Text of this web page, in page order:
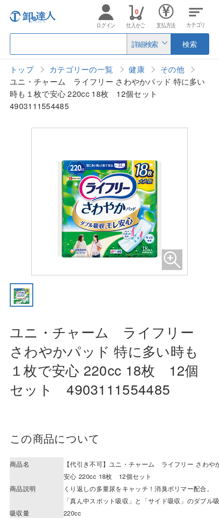
詳細検索 検索
ログイン 仕入かご
0
支払方法 カテゴリ
トップ カテゴリーの一覧 健康
その他
ユニ・チャーム ライフリー さわやかパッド 特に多い
時も１枚で安心 220cc 18枚 12個セット
4903111554485
ユニ・チャーム ライフリー
さわやかパッド 特に多い時も
１枚で安心 220cc 18枚 12個
セット 4903111554485
この商品について
商品名
【代引き不可】ユニ・チャーム ライフリー さわや
安心 220cc 18枚 12個セット
商品説明
くり返しの多量尿をキャッチ！消臭ポリマー配合。
「真ん中スポット吸収」と「サイド吸収」のダブル
吸収量
220cc